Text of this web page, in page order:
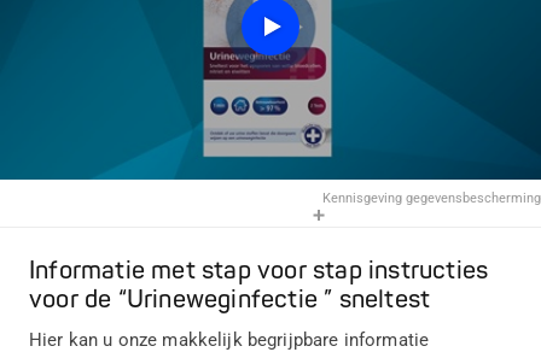
Kennisgeving gegevensbescherming
Informatie met stap voor stap instructies
voor de “Urineweginfectie ” sneltest
Hier kan u onze makkelijk begrijpbare informatie